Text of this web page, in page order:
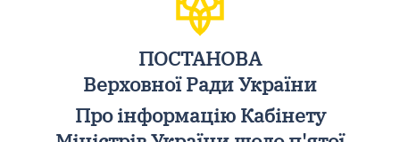
ПОСТАНОВА
Верховної Ради України
Про інформацію Кабінету